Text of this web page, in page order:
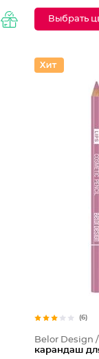
Выбрать
(6)
Belor Design
карандаш